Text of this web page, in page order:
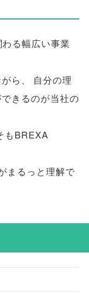
る幅広い事業
ら
自分の理
きるのが当社の
もBREXA
まるっと理解で